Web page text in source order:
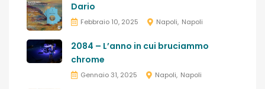
Dario
Febbraio 10, 2025 Napoli Napoli
2084 – L’anno in cui bruciammo
chrome
Gennaio 31, 2025 Napoli Napoli